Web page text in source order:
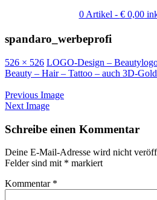
0 Artikel - €0,00
spandaro_werbeprofi
526 × 526 LOGO-Design –
Beauty – Hair – Tattoo – auch 3D-
Previous Image
Next Image
Schreibe einen Kommentar
Deine E-Mail-Adresse wird nicht
Felder sind mit * markiert
Kommentar *